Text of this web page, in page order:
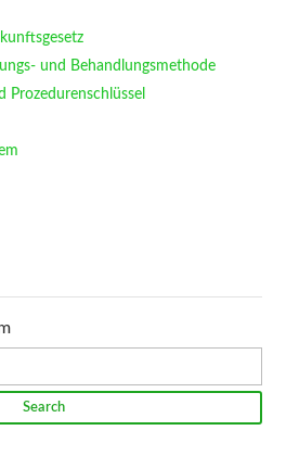
und Behandlungsmethode
Prozedurenschlüssel
Search